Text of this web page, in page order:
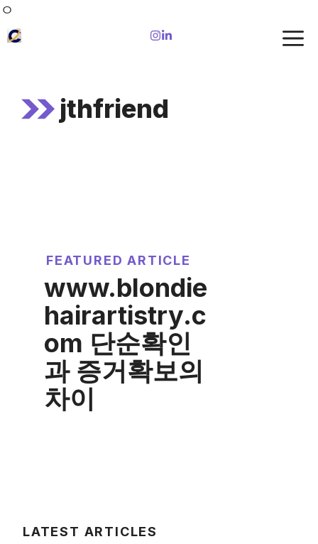
ㅇ
to
jthfriend
FEATURED ARTICLE
www.blondie
hairartistry.c
om 단순확인
과 증거확보의
차이
LATEST ARTICLES